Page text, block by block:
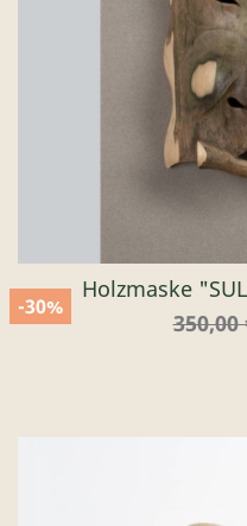
Holzmaske
350,00
-30%